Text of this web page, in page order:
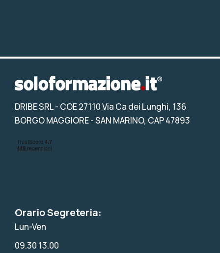
DRIBE SRL- COE 27110 Via Ca dei Lunghi, 136
BORGO MAGGIORE - SAN MARINO, CAP 47893
Orario Segreteria:
Lun-Ven
09.30 13.00